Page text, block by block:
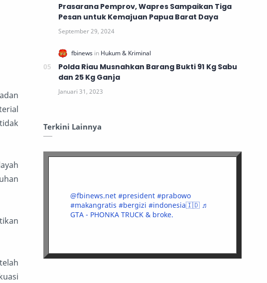
Prasarana Pemprov, Wapres Sampaikan Tiga
Pesan untuk Kemajuan Papua Barat Daya
Polda Riau Musnahkan Barang Bukti 91 Kg Sabu
dan 25 Kg Ganja
Terkini Lainnya
@fbinews.net #president #prabowo
#makangratis #bergizi #indonesia🇮🇩 ♬
GTA - PHONKA TRUCK & broke.